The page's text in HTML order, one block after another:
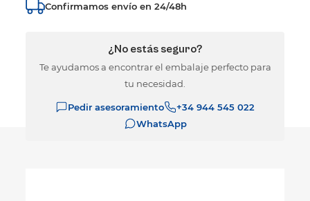
Confirmamos envío en 24/48h
¿No estás seguro?
Te ayudamos a encontrar el embalaje perfecto para
tu necesidad.
Pedir asesoramiento
+34 944 545 022
WhatsApp